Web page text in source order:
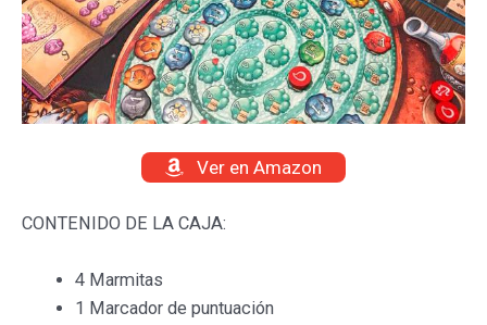
Ver en Amazon
CONTENIDO DE LA CAJA:
4 Marmitas
1 Marcador de puntuación